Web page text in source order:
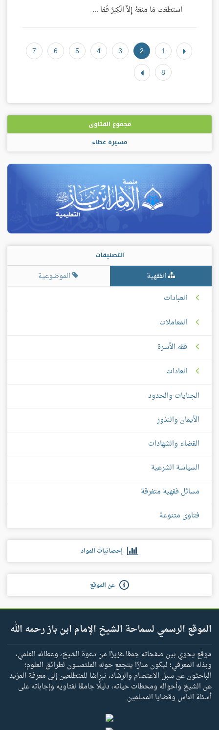
استطعَت مَا منعَهُ إِلاَّ الْكِبْرُ فَمَا ...
1
2
3
4
5
6
7
8
مجموع الفتاوى
مسيرة عطاء
التصنيفات
الفقهية
الموضوعية
العبادات
المعاملات
فقه الأسرة
العادات
الجنايات والحدود
الأيمان والنذور
القضاء والشهادات
السياسة الشرعية
مسائل فقهية متفرقة
فتاوى متنوعة
إحصائيات المواد
عن الموقع
الموقع الرسمي لسماحة الشيخ الإمام ابن باز رحمه الله
موقع يحوي بين صفحاته جمعًا غزيرًا من دعوة الشيخ، وعطائه العلمي،
وبذله المعرفي؛ ليكون منارًا يتجمع حوله الملتمسون لطرائق العلوم؛
الباحثون عن سبل الاعتصام والرشاد، نبراسًا للمتطلعين إلى معرفة المزيد
عن الشيخ وأحواله ومحطات حياته، دليلًا جامعًا لفتاويه وإجاباته على
أسئلة الناس وقضايا المسلمين.